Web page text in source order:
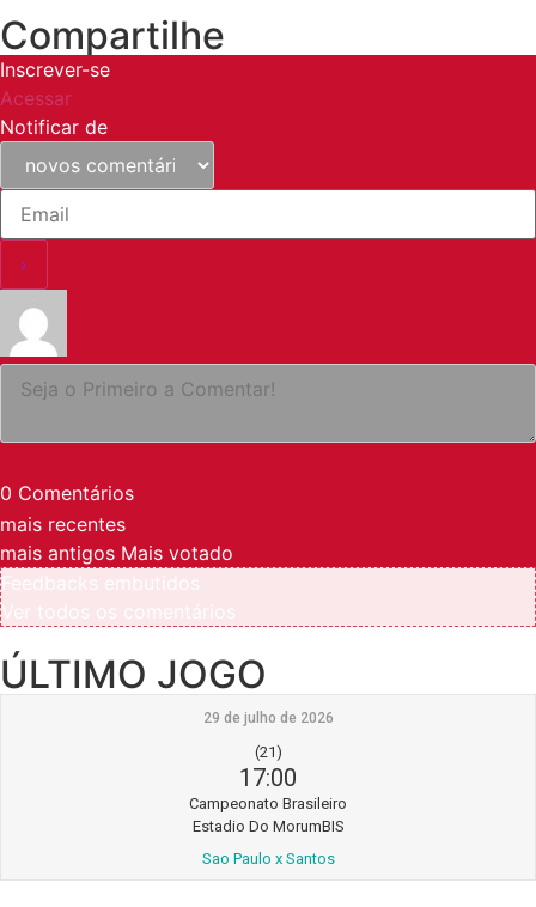
Compartilhe
Inscrever-se
Acessar
Notificar de
0 Comentários
mais recentes
mais antigos Mais votado
ÚLTIMO JOGO
29 de julho de 2026
(21)
17:00
Campeonato Brasileiro
Estadio Do MorumBIS
Sao Paulo x Santos